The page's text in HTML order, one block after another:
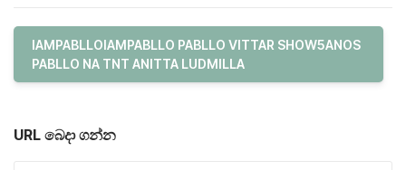
IAMPABLLOIAMPABLLO PABLLO VITTAR SHOW5ANOS
PABLLO NA TNT ANITTA LUDMILLA
URL බෙදා ගන්න